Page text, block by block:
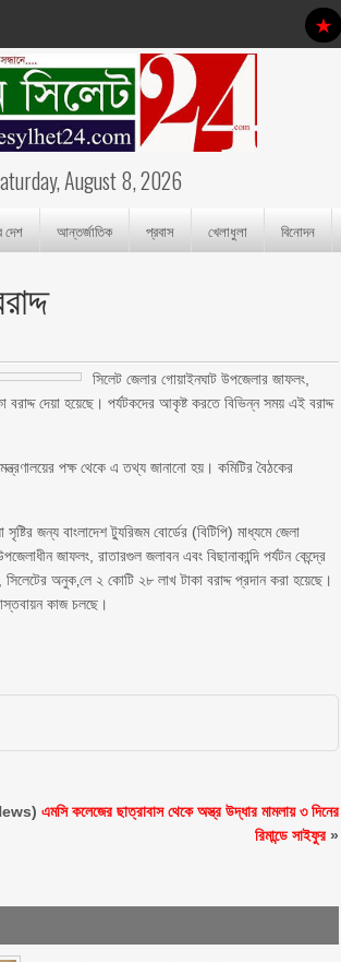
August 8, 2026
দেশ আন্তর্জাতিক প্রবাস খেলাধুলা বিনোদন
সিলেট জেলার গোয়াইনঘাট উপজেলার জাফলং,
বরাদ্দ দেয়া হয়েছে। পর্যটকদের আকৃষ্ট করতে বিভিন্ন সময় এই বরাদ্দ
পক্ষ থেকে এ তথ্য জানানো হয়। কমিটির বৈঠকের
জন্য বাংলাদেশ ট্যুরিজম বোর্ডের (বিটিপি) মাধ্যমে জেলা
জাফলং, রাতারগুল জলাবন এবং বিছানাকান্দি পর্যটন কেন্দ্রে
অনুক‚লে ২ কোটি ২৮ লাখ টাকা বরাদ্দ প্রদান করা হয়েছে।
কাজ চলছে।
এমসি কলেজের ছাত্রাবাস থেকে অস্ত্র উদ্ধার মামলায় ৩ দিনের
রিমান্ডে সাইফুর»